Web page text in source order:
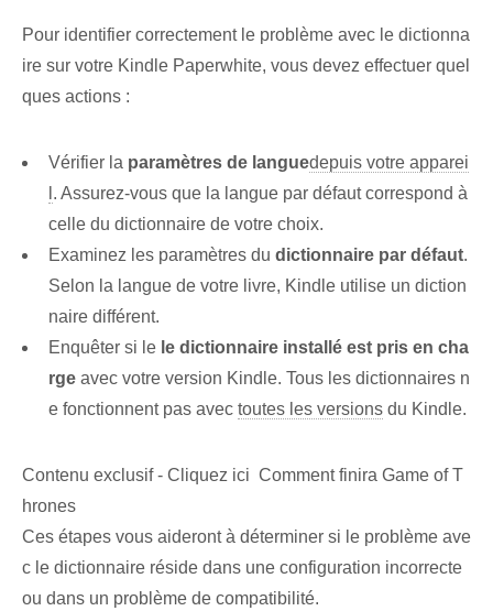
Pour identifier correctement le problème avec le dictionna
ire sur votre Kindle Paperwhite, vous devez effectuer quel
ques actions :
Vérifier la paramètres de languedepuis votre apparei
. Assurez-vous que la langue par défaut correspond à
celle du dictionnaire de votre choix.
Examinez les paramètres du dictionnaire par défaut⁢.
Selon la langue de votre livre, Kindle utilise un diction
naire différent.
Enquêter si le le dictionnaire installé est pris en cha
rge avec votre version Kindle. Tous les dictionnaires n
e fonctionnent pas avec toutes les versions du Kindle.
Contenu exclusif - Cliquez ici Comment finira Game of T
hrones
Ces étapes vous aideront à déterminer si le problème ave
c le dictionnaire réside dans une configuration incorrecte
ou dans un problème de compatibilité.